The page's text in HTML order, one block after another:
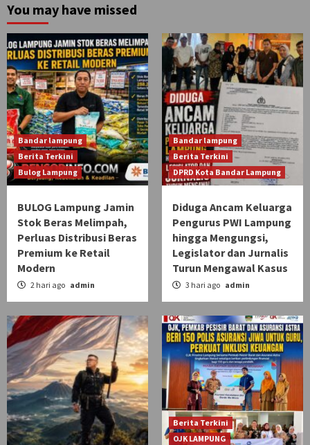
You may have missed
Bandar lampung
Berita Terkini
Bulog Lampung
BULOG Lampung Jamin
Stok Beras Melimpah,
Perluas Distribusi Beras
Premium ke Retail
Modern
2 hari ago admin
Bandar lampung
Berita Terkini
DPRD Kota Bandar Lampung
Diduga Ancam Keluarga
Pengurus PWI Lampung
hingga Mengungsi,
Legislator dan Jurnalis
Turun Mengawal Kasus
3 hari ago admin
Berita Terkini
OJK LAMPUNG